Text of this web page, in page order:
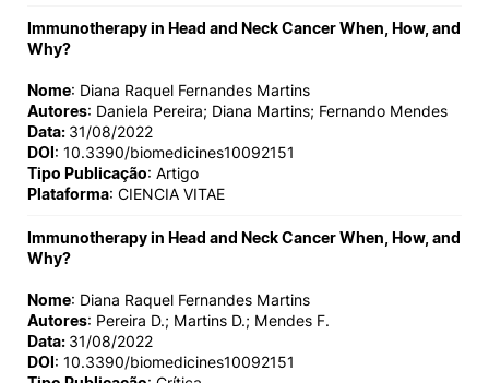
Immunotherapy in Head and Neck Cancer When, How, and
Why?
Nome: Diana Raquel Fernandes Martins
Autores: Daniela Pereira; Diana Martins; Fernando Mendes
Data: 31/08/2022
DOI: 10.3390/biomedicines10092151
Tipo Publicação: Artigo
Plataforma: CIENCIA VITAE
Immunotherapy in Head and Neck Cancer When, How, and
Why?
Nome: Diana Raquel Fernandes Martins
Autores: Pereira D.; Martins D.; Mendes F.
Data: 31/08/2022
DOI: 10.3390/biomedicines10092151